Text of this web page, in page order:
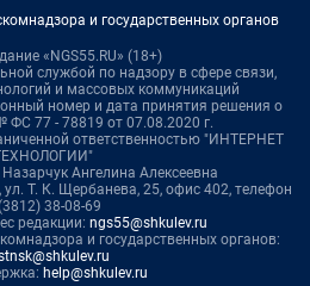
и государственных органов
«NGS55.RU» (18+)
службой по надзору в сфере связи,
и массовых коммуникаций
номер и дата принятия решения о
ФС 77 - 78819 от 07.08.2020 г.
ответственностью "ИНТЕРНЕТ
Ангелина Алексеевна
Т. К. Щербанева, 25, офис 402, телефон
38-08-69
редакции: ngs55@shkulev.ru
и государственных органов:
help@shkulev.ru